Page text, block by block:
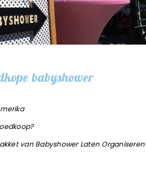
babyshower
van Babyshower Laten Organiseren